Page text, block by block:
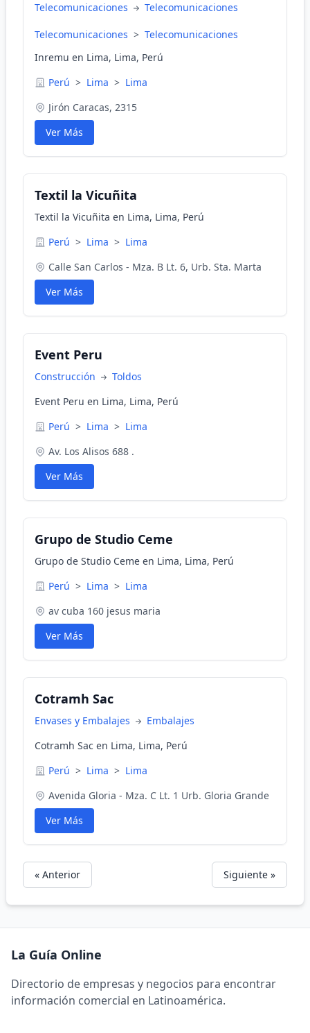
Telecomunicaciones Telecomunicaciones
Telecomunicaciones > Telecomunicaciones
Inremu en Lima, Lima, Perú
Perú > Lima > Lima
Jirón Caracas, 2315
Ver Más
Textil la Vicuñita
Textil la Vicuñita en Lima, Lima, Perú
Perú > Lima > Lima
Calle San Carlos - Mza. B Lt. 6, Urb. Sta. Marta
Ver Más
Event Peru
Construcción
Toldos
Event Peru en Lima, Lima, Perú
Perú > Lima > Lima
Av. Los Alisos 688 .
Ver Más
Grupo de Studio Ceme
Grupo de Studio Ceme en Lima, Lima, Perú
Perú > Lima > Lima
av cuba 160 jesus maria
Ver Más
Cotramh Sac
Envases y Embalajes
Embalajes
Cotramh Sac en Lima, Lima, Perú
Perú > Lima > Lima
Avenida Gloria - Mza. C Lt. 1 Urb. Gloria Grande
Ver Más
« Anterior Siguiente »
La Guía Online
Directorio de empresas y negocios para encontrar
información comercial en Latinoamérica.